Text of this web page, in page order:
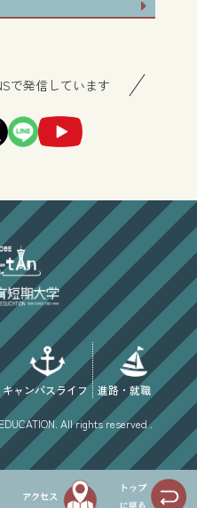
で発信しています
キャンパスライフ 進路・就職
All rights reserved .
アクセス
トップ
に戻る